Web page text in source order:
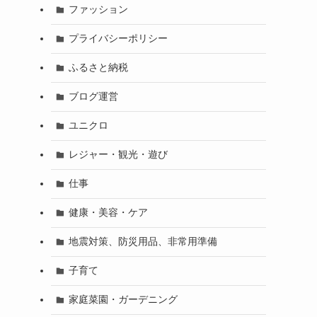
ファッション
プライバシーポリシー
ふるさと納税
ブログ運営
ユニクロ
レジャー・観光・遊び
仕事
健康・美容・ケア
地震対策、防災用品、非常用準備
子育て
家庭菜園・ガーデニング